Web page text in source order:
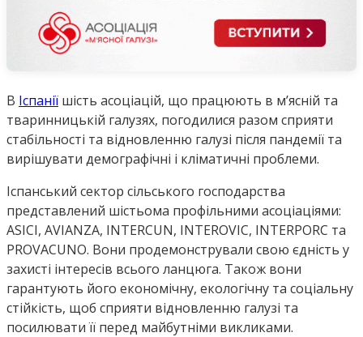
В Іспанії шість асоціацій, що працюють в м’ясній та
тваринницькій галузях, погодилися разом сприяти
стабільності та відновленню галузі після пандемії та
вирішувати демографічні і кліматичні проблеми.
Іспанський сектор сільського господарства
представлений шістьома профільними асоціаціями:
ASICI, AVIANZA, INTERCUN, INTEROVIC, INTERPORC та
PROVACUNO. Вони продемонстрували свою єдність у
захисті інтересів всього ланцюга. Також вони
гарантують його економічну, екологічну та соціальну
стійкість, щоб сприяти відновленню галузі та
посилювати її перед майбутніми викликами.